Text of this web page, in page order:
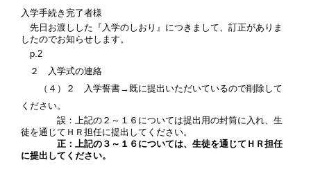
入学手続き完了者様
先日お渡しした『入学のしおり』につきまして、訂正がありま
したのでお知らせします。
p.2
２ 入学式の連絡
（４）２ 入学誓書→ 既に提出いただいているので削除して
ください。
誤：上記の２～１６については提出用の封筒に入れ、生
徒を通じてＨＲ担任に提出してください。
正 ：上記の３～１６については、生徒を通じてＨＲ担任
に提出して ください。